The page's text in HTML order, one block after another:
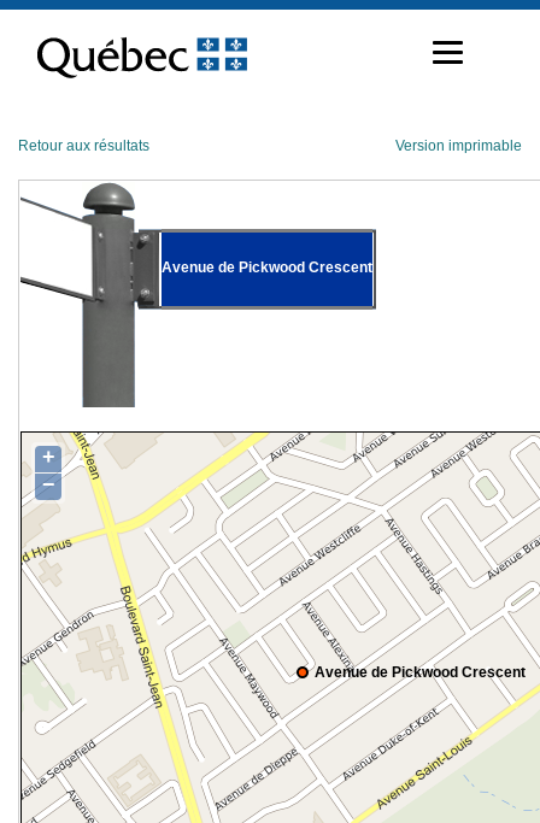
contenu
Retour aux résultats Version imprimable
Avenue de Pickwood Crescent
Avenue de Pickwood Crescent
+
−